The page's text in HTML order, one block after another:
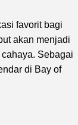
favorit bagi
akan menjadi
Sebagai
di Bay of